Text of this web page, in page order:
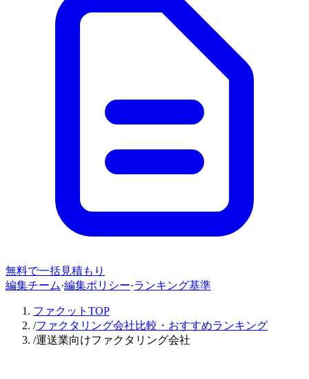
無料で一括見積もり
編集チーム·編集ポリシー·ランキング基準
ファクットTOP
/ファクタリング会社比較・おすすめランキング
/運送業向けファクタリング会社